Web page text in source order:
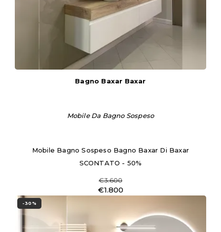
Bagno Baxar Baxar
Mobile Da Bagno Sospeso
Mobile Bagno Sospeso Bagno Baxar Di Baxar
SCONTATO - 50%
€3.600
€1.800
-30%